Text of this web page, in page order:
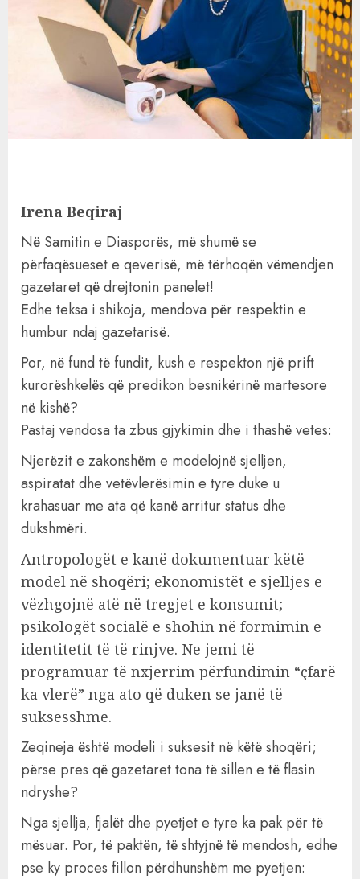
Irena Beqiraj
Në Samitin e Diasporës, më shumë se
përfaqësueset e qeverisë, më tërhoqën vëmendjen
gazetaret që drejtonin panelet!
Edhe teksa i shikoja, mendova për respektin e
humbur ndaj gazetarisë.
Por, në fund të fundit, kush e respekton një prift
kurorëshkelës që predikon besnikërinë martesore
në kishë?
Pastaj vendosa ta zbus gjykimin dhe i thashë vetes:
Njerëzit e zakonshëm e modelojnë sjelljen,
aspiratat dhe vetëvlerësimin e tyre duke u
krahasuar me ata që kanë arritur status dhe
dukshmëri.
Antropologët e kanë dokumentuar këtë
model në shoqëri; ekonomistët e sjelljes e
vëzhgojnë atë në tregjet e konsumit;
psikologët socialë e shohin në formimin e
identitetit të të rinjve. Ne jemi të
programuar të nxjerrim përfundimin “çfarë
ka vlerë” nga ato që duken se janë të
suksesshme.
Zeqineja është modeli i suksesit në këtë shoqëri;
përse pres që gazetaret tona të sillen e të flasin
ndryshe?
Nga sjellja, fjalët dhe pyetjet e tyre ka pak për të
mësuar. Por, të paktën, të shtyjnë të mendosh, edhe
pse ky proces fillon përdhunshëm me pyetjen: